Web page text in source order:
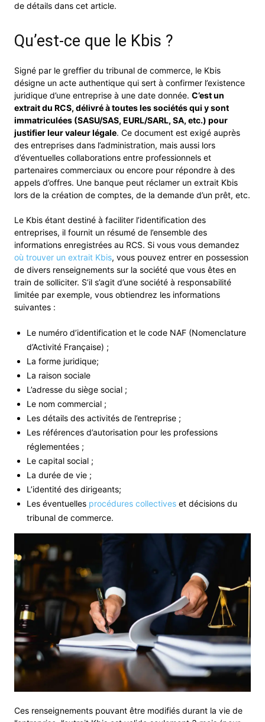
de détails dans cet article.
Qu’est-ce que le Kbis ?
Signé par le greffier du tribunal de commerce, le Kbis
désigne un acte authentique qui sert à confirmer l’existence
juridique d’une entreprise à une date donnée. C’est un
extrait du RCS, délivré à toutes les sociétés qui y sont
immatriculées (SASU/SAS, EURL/SARL, SA, etc.) pour
justifier leur valeur légale. Ce document est exigé auprès
des entreprises dans l’administration, mais aussi lors
d’éventuelles collaborations entre professionnels et
partenaires commerciaux ou encore pour répondre à des
appels d’offres. Une banque peut réclamer un extrait Kbis
lors de la création de comptes, de la demande d’un prêt, etc.
Le Kbis étant destiné à faciliter l’identification des
entreprises, il fournit un résumé de l’ensemble des
informations enregistrées au RCS. Si vous vous demandez
où trouver un extrait Kbis, vous pouvez entrer en possession
de divers renseignements sur la société que vous êtes en
train de solliciter. S’il s’agit d’une société à responsabilité
limitée par exemple, vous obtiendrez les informations
suivantes :
Le numéro d’identification et le code NAF (Nomenclature
d’Activité Française) ;
La forme juridique;
La raison sociale
L’adresse du siège social ;
Le nom commercial ;
Les détails des activités de l’entreprise ;
Les références d’autorisation pour les professions
réglementées ;
Le capital social ;
La durée de vie ;
L’identité des dirigeants;
Les éventuelles procédures collectives et décisions du
tribunal de commerce.
Ces renseignements pouvant être modifiés durant la vie de